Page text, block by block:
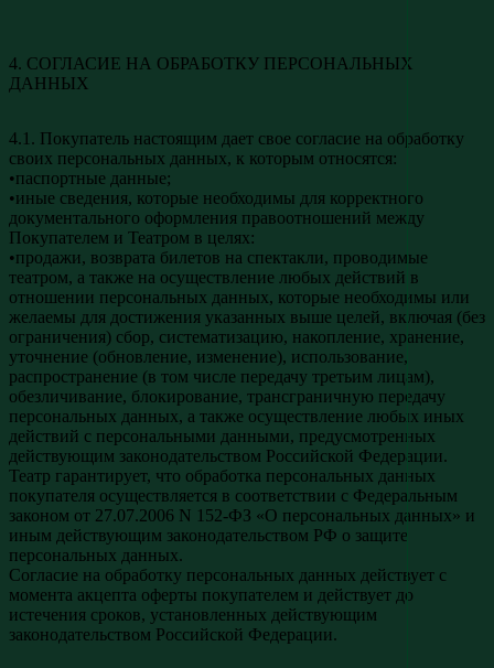
4. СОГЛАСИЕ НА ОБРАБОТКУ ПЕРСОНАЛЬНЫХ
ДАННЫХ
4.1. Покупатель настоящим дает свое согласие на обработку
своих персональных данных, к которым относятся:
•паспортные данные;
•иные сведения, которые необходимы для корректного
документального оформления правоотношений между
Покупателем и Театром в целях:
•продажи, возврата билетов на спектакли, проводимые
театром, а также на осуществление любых действий в
отношении персональных данных, которые необходимы или
желаемы для достижения указанных выше целей, включая (без
ограничения) сбор, систематизацию, накопление, хранение,
уточнение (обновление, изменение), использование,
распространение (в том числе передачу третьим лицам),
обезличивание, блокирование, трансграничную передачу
персональных данных, а также осуществление любых иных
действий с персональными данными, предусмотренных
действующим законодательством Российской Федерации.
Театр гарантирует, что обработка персональных данных
покупателя осуществляется в соответствии с Федеральным
законом от 27.07.2006 N 152-ФЗ «О персональных данных» и
иным действующим законодательством РФ о защите
персональных данных.
Согласие на обработку персональных данных действует с
момента акцепта оферты покупателем и действует до
истечения сроков, установленных действующим
законодательством Российской Федерации.